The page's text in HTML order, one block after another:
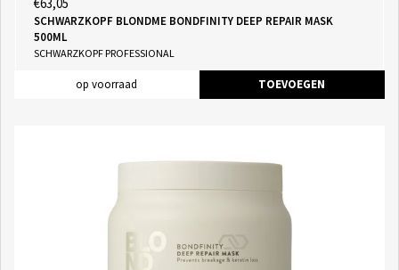
SCHWARZKOPF BLONDME BONDFINITY DEEP REPAIR MASK
500ML
SCHWARZKOPF PROFESSIONAL
op voorraad TOEVOEGEN